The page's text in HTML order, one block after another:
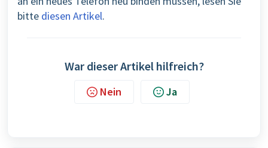
bitte diesen Artikel.
War dieser Artikel hilfreich?
Nein Ja